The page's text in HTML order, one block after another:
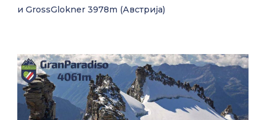
и GrossGlokner 3978m (Австрија)